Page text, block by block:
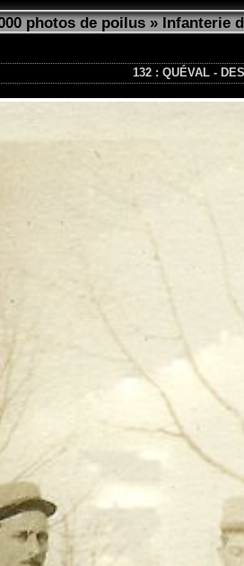
photos de poilus»Infanterie
132 : QUÉVAL -